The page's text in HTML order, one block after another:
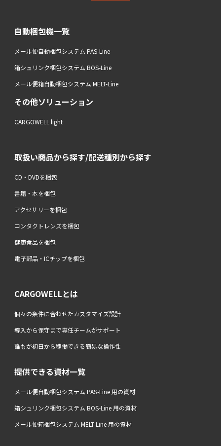
自動梱包機一覧
メール便自動梱包システム PAS-Line
箱シュリンク梱包システム BOS-Line
メール便箱自動梱包システム MELT-Line
その他ソリューション
CARGOWELL light
取扱い商品から探す/配送種別から探す
CD・DVDを梱包
書籍・本を梱包
アクセサリーを梱包
コンタクトレンズを梱包
健康食品を梱包
電子部品・ICチップを梱包
CARGOWELLとは
個々の条件に合わせたカスタマイズ設計
導入から保守まで専任チームがサポート
誰もが初日から稼働できる簡易な操作性
提供できる資材一覧
メール便自動梱包システム PAS-Line 用の資材
箱シュリンク梱包システム BOS-Line 用の資材
メール便箱梱包システム MELT-Line 用の資材